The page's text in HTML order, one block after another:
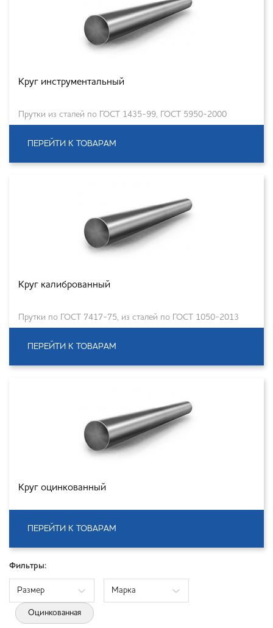
Круг инструментальный
Прутки из сталей по ГОСТ 1435-99, ГОСТ 5950-2000
ПЕРЕЙТИ К ТОВАРАМ
Круг калиброванный
Прутки по ГОСТ 7417-75, из сталей по ГОСТ 1050-2013
ПЕРЕЙТИ К ТОВАРАМ
Круг оцинкованный
ПЕРЕЙТИ К ТОВАРАМ
Фильтры:
Размер Марка
Оцинкованная